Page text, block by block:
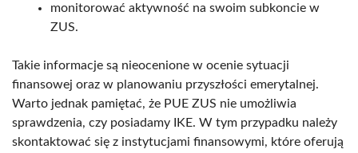
monitorować aktywność na swoim subkoncie w
ZUS.
Takie informacje są nieocenione w ocenie sytuacji
finansowej oraz w planowaniu przyszłości emerytalnej.
Warto jednak pamiętać, że PUE ZUS nie umożliwia
sprawdzenia, czy posiadamy IKE. W tym przypadku należy
skontaktować się z instytucjami finansowymi, które oferują